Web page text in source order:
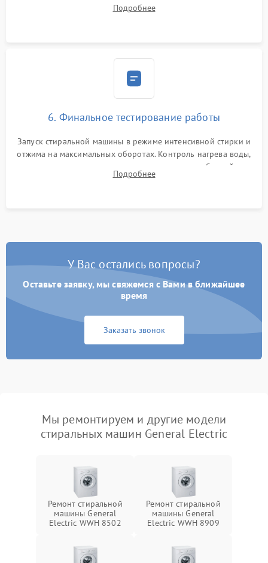
герметиком для предотвращения возможных протечек воды.
Подробнее
6. Финальное тестирование работы
Запуск стиральной машины в режиме интенсивной стирки и
отжима на максимальных оборотах. Контроль нагрева воды,
корректности слива, отсутствия излишних вибраций,
посторонних стуков и протечек под корпусом.
Подробнее
У Вас остались вопросы?
Оставьте заявку, мы свяжемся с Вами в ближайшее
время
Заказать звонок
Мы ремонтируем и другие модели
стиральных машин General Electric
Ремонт стиральной
машины General
Electric WWH 8502
Ремонт стиральной
машины General
Electric WWH 8909